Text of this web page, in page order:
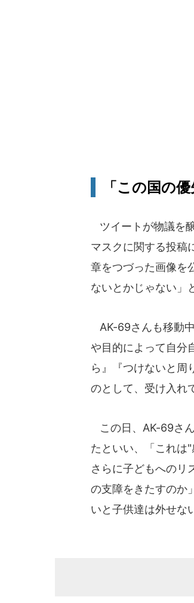
「この国の
ツイートが物議を
マスクに関する投稿
章をつづった画像を
ないとかじゃない」
AK-69さんも移動
や目的によって自分
ら』『つけないと周
のとして、受け入れ
この日、AK-69さ
たといい、「これは
さらに子どもへのリ
の支障をきたすのか
いと子供達は外せな